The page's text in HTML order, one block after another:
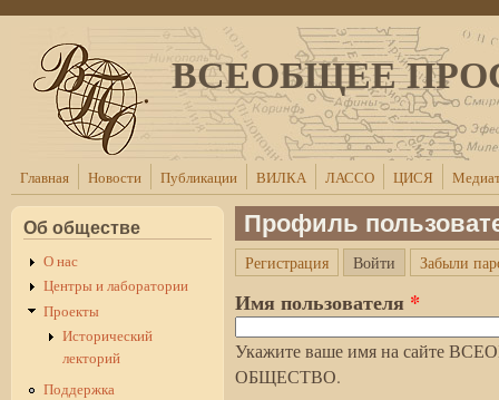
Перейти к основному содержанию
ВСЕОБЩЕЕ
Главная Новости Публикации ВИЛКА ЛАССО ЦИСЯ
Об обществе
О нас
Центры и лаборатории
Проекты
Исторический
лекторий
Поддержка
Профиль
Главные вкладки
Регистрация Войти (активная
Забыли
Имя пользователя *
Укажите ваше имя на сайте
ОБЩЕСТВО.